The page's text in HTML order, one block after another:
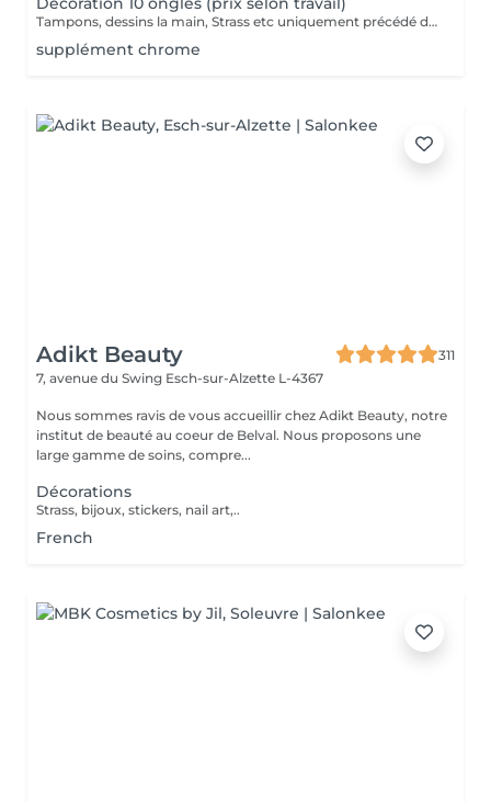
Tampons, dessins la main, Strass etc uniquement précédé d'un remplissage gel!
supplément chrome
Adikt Beauty
311
7, avenue du Swing Esch-sur-Alzette L-4367
Nous sommes ravis de vous accueillir chez Adikt Beauty, notre
institut de beauté au coeur de Belval. Nous proposons une
large gamme de soins, compre...
Décorations
Strass, bijoux, stickers, nail art,..
French